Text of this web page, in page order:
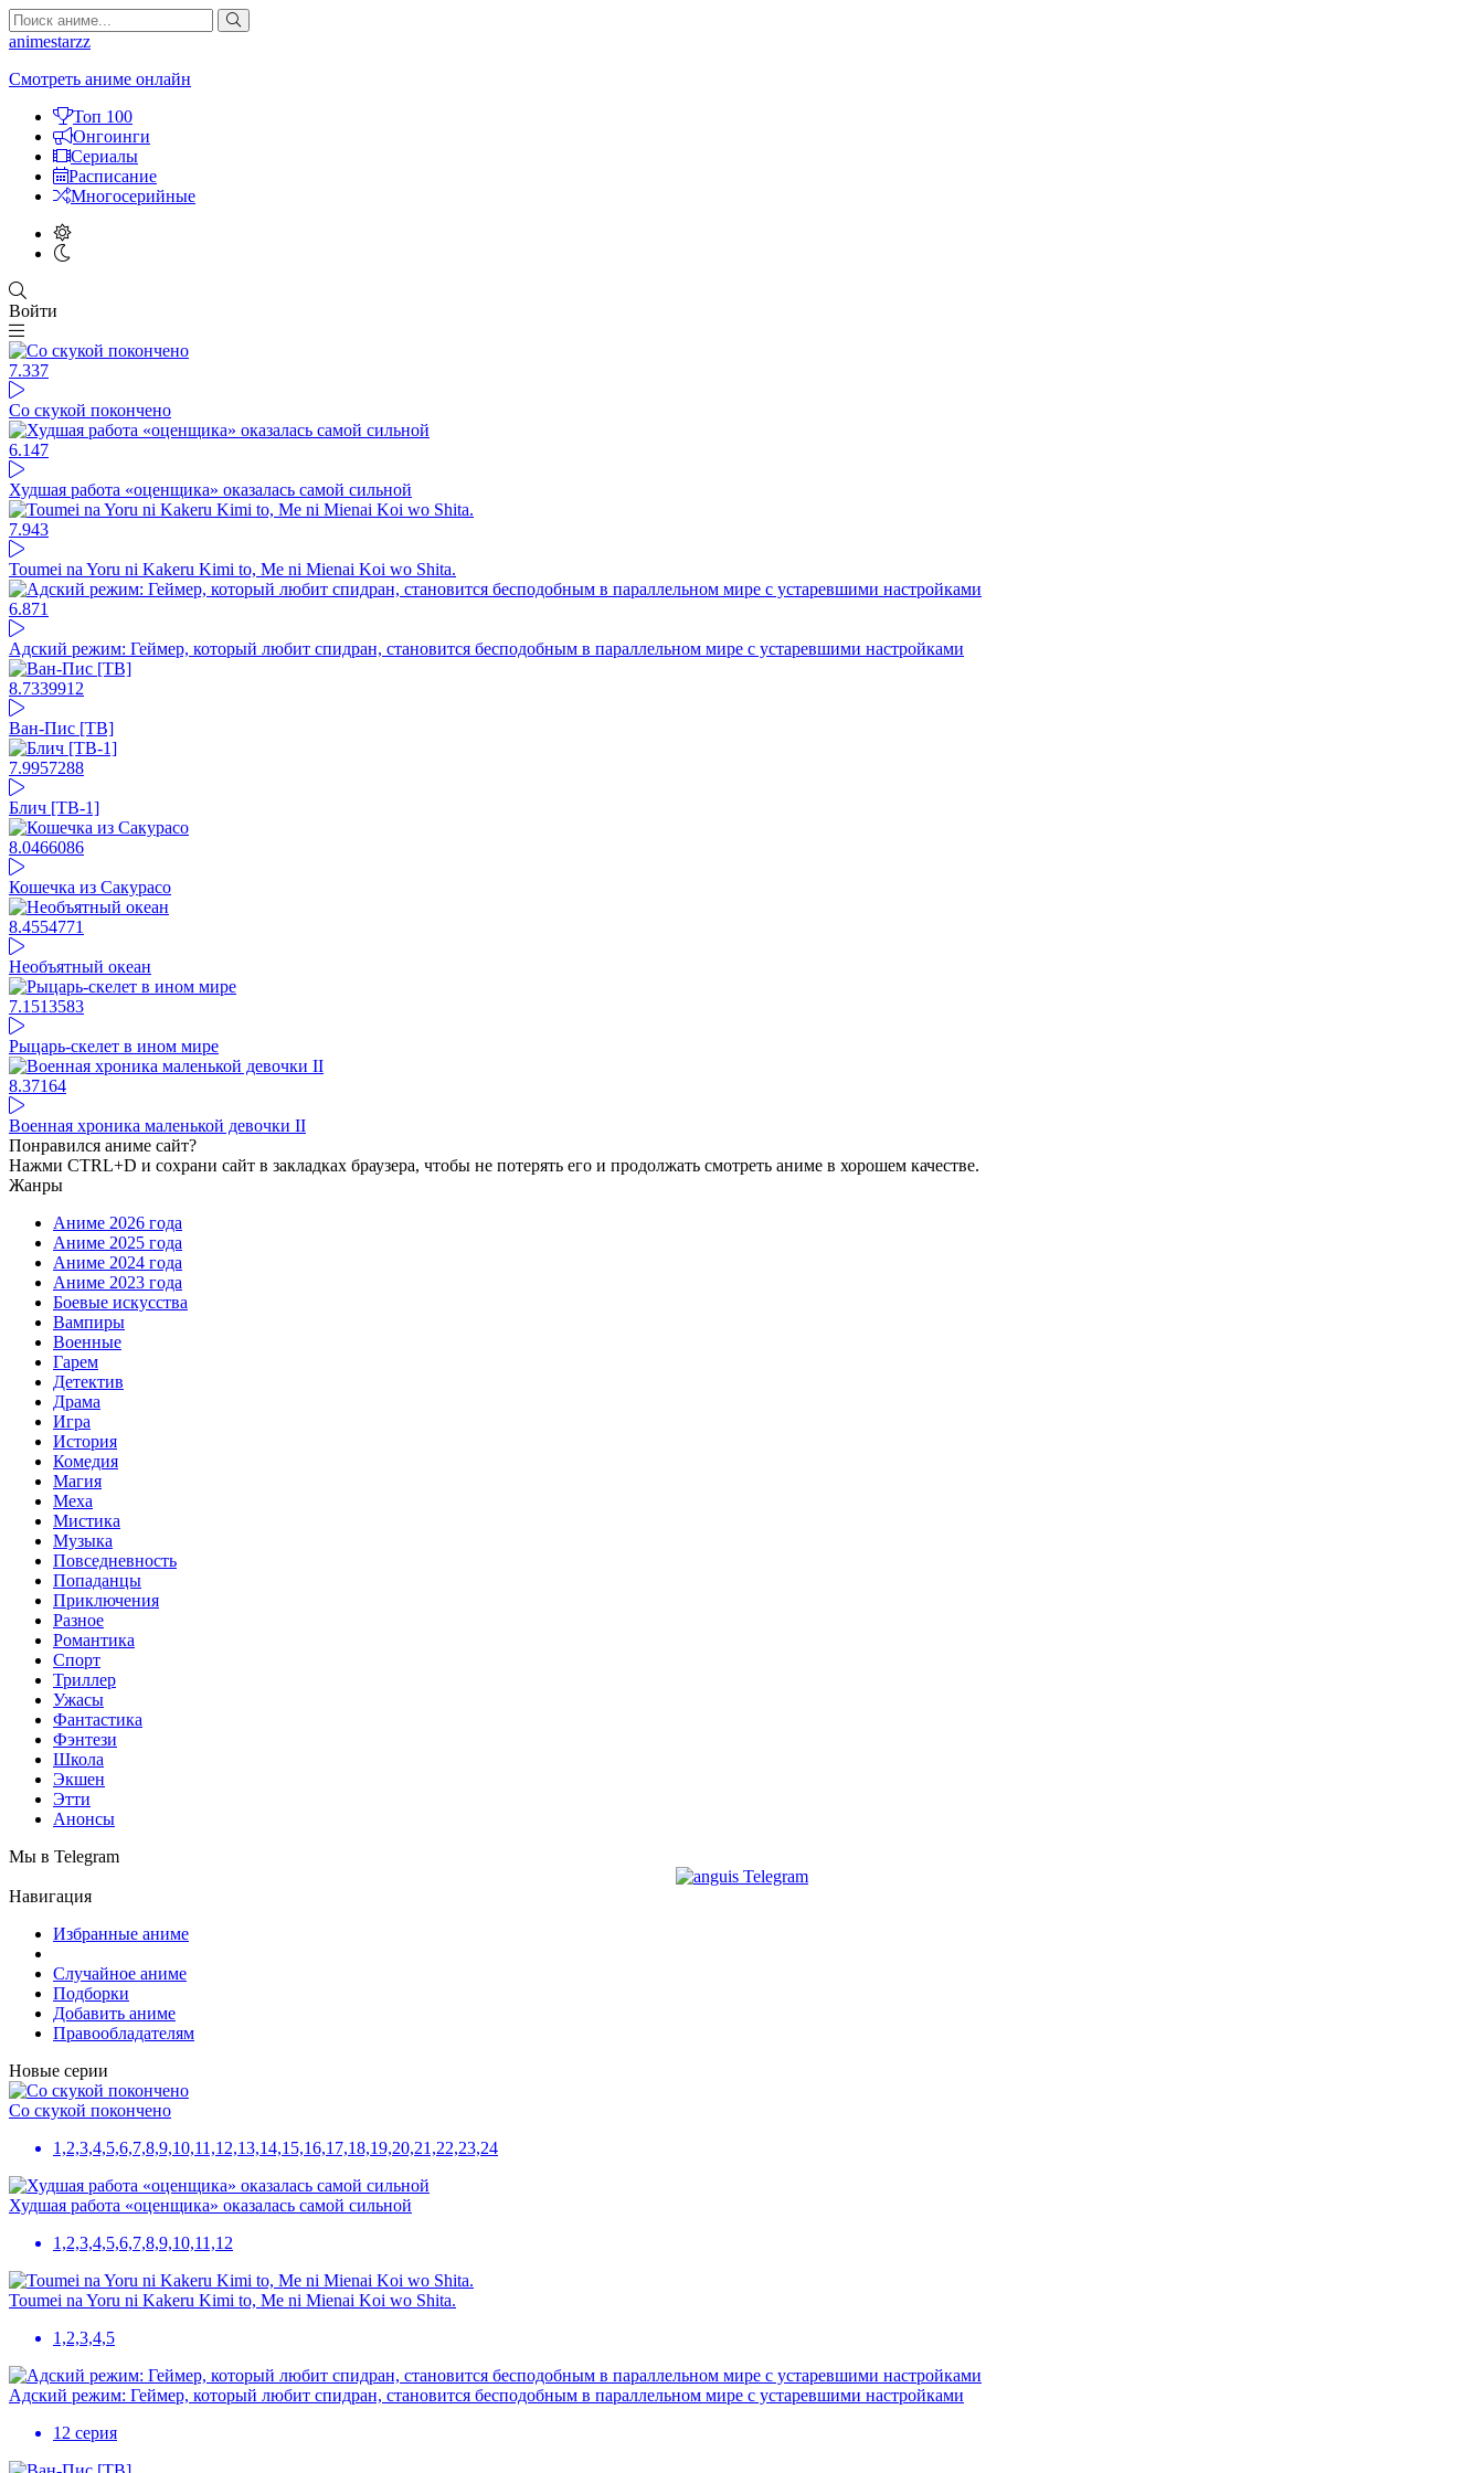
animestarzz
Смотреть аниме онлайн
Топ 100
Онгоинги
Сериалы
Расписание
Многосерийные
Войти
7.337
Со скукой покончено
6.147
Худшая работа «оценщика» оказалась самой сильной
7.943
Toumei na Yoru ni Kakeru Kimi to, Me ni Mienai Koi wo Shita.
6.871
Адский режим: Геймер, который любит спидран, становится бесподобным в параллельном мире с устаревшими настройками
8.7339912
Ван-Пис [ТВ]
7.9957288
Блич [ТВ-1]
8.0466086
Кошечка из Сакурасо
8.4554771
Необъятный океан
7.1513583
Рыцарь-скелет в ином мире
8.37164
Военная хроника маленькой девочки II
Понравился аниме сайт?
Нажми CTRL+D и сохрани сайт в закладках браузера, чтобы не потерять его и продолжать смотреть аниме в хорошем качестве.
Жанры
Аниме 2026 года
Аниме 2025 года
Аниме 2024 года
Аниме 2023 года
Боевые искусства
Вампиры
Военные
Гарем
Детектив
Драма
Игра
История
Комедия
Магия
Меха
Мистика
Музыка
Повседневность
Попаданцы
Приключения
Разное
Романтика
Спорт
Триллер
Ужасы
Фантастика
Фэнтези
Школа
Экшен
Этти
Анонсы
Мы в Telegram
Навигация
Избранные аниме
Случайное аниме
Подборки
Добавить аниме
Правообладателям
Новые серии
Со скукой покончено
1,2,3,4,5,6,7,8,9,10,11,12,13,14,15,16,17,18,19,20,21,22,23,24
Худшая работа «оценщика» оказалась самой сильной
1,2,3,4,5,6,7,8,9,10,11,12
Toumei na Yoru ni Kakeru Kimi to, Me ni Mienai Koi wo Shita.
1,2,3,4,5
Адский режим: Геймер, который любит спидран, становится бесподобным в параллельном мире с устаревшими настройками
12 серия